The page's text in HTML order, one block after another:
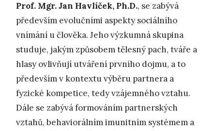
Prof. Mgr. Jan Havlíček, Ph.D., se zabývá
především evolučními aspekty sociálního
vnímání u člověka. Jeho výzkumná skupina
studuje, jakým způsobem tělesný pach, tváře a
hlasy ovlivňují utváření prvního dojmu, a to
především v kontextu výběru partnera a
fyzické kompetice, tedy vzájemného vztahu.
Dále se zabývá formováním partnerských
vztahů, behaviorálním imunitním systémem a